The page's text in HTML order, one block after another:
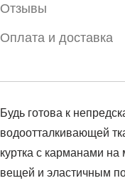
Отзывы
Оплата и доставка
Будь готова к
водоотталкивающей
куртка с карманами
вещей и эластичным